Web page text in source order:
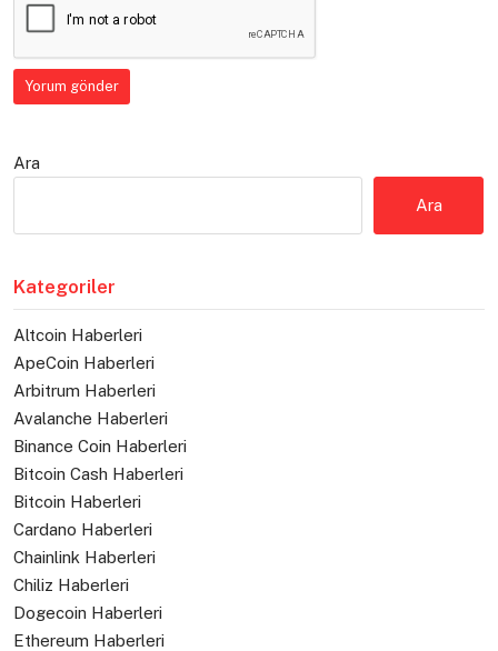
Ara
Ara
Kategoriler
Altcoin Haberleri
ApeCoin Haberleri
Arbitrum Haberleri
Avalanche Haberleri
Binance Coin Haberleri
Bitcoin Cash Haberleri
Bitcoin Haberleri
Cardano Haberleri
Chainlink Haberleri
Chiliz Haberleri
Dogecoin Haberleri
Ethereum Haberleri